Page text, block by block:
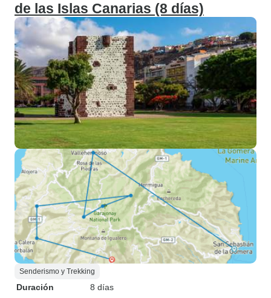
de las Islas Canarias (8 días)
Senderismo y Trekking
Duración
8 días